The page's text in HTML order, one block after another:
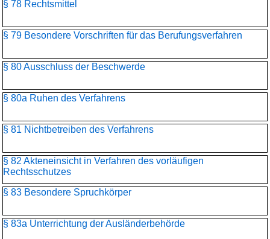
§ 78 Rechtsmittel
§ 79 Besondere Vorschriften für das Berufungsverfahren
§ 80 Ausschluss der Beschwerde
§ 80a Ruhen des Verfahrens
§ 81 Nichtbetreiben des Verfahrens
§ 82 Akteneinsicht in Verfahren des vorläufigen
Rechtsschutzes
§ 83 Besondere Spruchkörper
§ 83a Unterrichtung der Ausländerbehörde